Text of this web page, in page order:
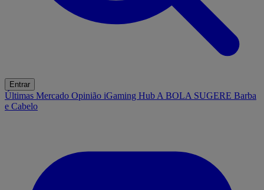
Entrar
Últimas Mercado Opinião iGaming Hub A BOLA SUGERE Barba
e Cabelo